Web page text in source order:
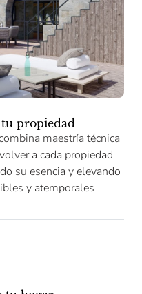
propiedad
maestría técnica
a cada propiedad
su esencia y elevando
y atemporales